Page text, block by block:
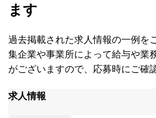
ます
過去掲載された求人情報の一例を
集企業や事業所によって給与や業
がございますので、応募時にご確
求人情報